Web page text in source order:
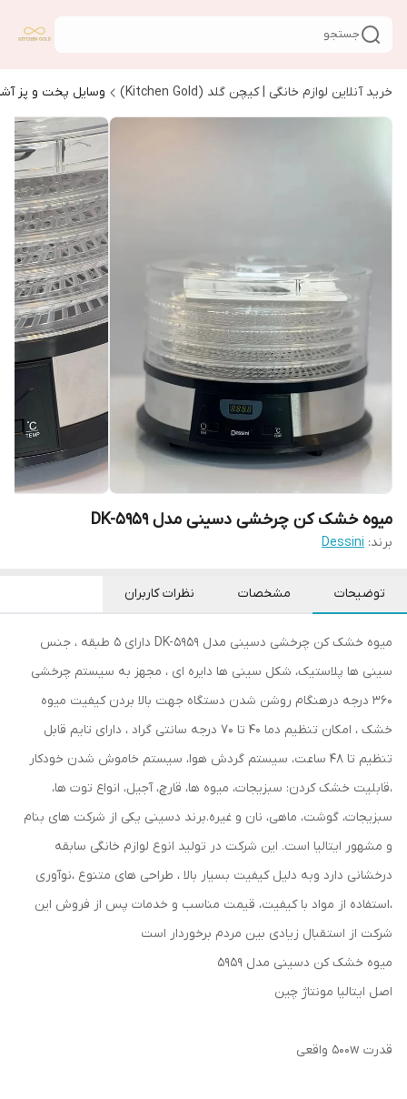
جستجو
خرید آنلاین لوازم خانگی | کیچن گلد (Kitchen Gold) وسایل پخت و پز
میوه خشک کن چرخشی دسینی مدل DK-5959
برند: Dessini
توضیحات مشخصات نظرات کاربران
میوه خشک کن چرخشی دسینی مدل DK-5959 دارای 5 طبقه ، جنس
سینی ها پلاستیک، شکل سینی ها دایره ای ، مجهز به سیستم چرخشی
360 درجه درهنگام روشن شدن دستگاه جهت بالا بردن کیفیت میوه
خشک ، امکان تنظیم دما 40 تا 70 درجه سانتی گراد ، دارای تایم قابل
تنظیم تا 48 ساعت، سیستم گردش هوا، سیستم خاموش شدن خودکار
،قابلیت خشک کردن: سبزیجات، میوه ها، قارچ، آجیل، انواع توت ها،
سبزیجات، گوشت، ماهی، نان و غیره.برند دسینی یکی از شرکت های بنام
و مشهور ایتالیا است. این شرکت در تولید انوع لوازم خانگی سابقه
درخشانی دارد وبه دلیل کیفیت بسیار بالا ، طراحی های متنوع ،نوآوری
،استفاده از مواد با کیفیت، قیمت مناسب و خدمات پس از فروش این
شرکت از استقبال زیادی بین مردم برخوردار است
میوه خشک کن دسینی مدل 5959
اصل ایتالیا مونتاژ چین
قدرت 500w واقعی